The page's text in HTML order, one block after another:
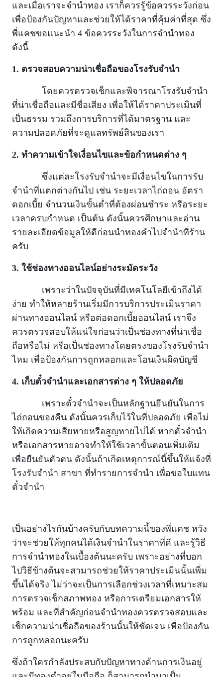
และเมื่อเราจะจำนำทอง เราก็ควรรู้ข้อควรระวังก่อน
เพื่อป้องกันปัญหาและช่วยให้ได้ราคาที่คุ้มค่าที่สุด ซึ่ง
พี่แคชขอแนะนำ 4 ข้อควรระวังในการจำนำทอง
ดังนี้
1. ตรวจสอบความน่าเชื่อถือของโรงรับจำนำ
โดยควรตรวจเช็กและพิจารณาโรงรับจำนำ
ที่น่าเชื่อถือและมีชื่อเสียง เพื่อให้ได้ราคาประเมินที่
เป็นธรรม รวมถึงการบริการที่ได้มาตรฐาน และ
ความปลอดภัยที่จะดูแลทรัพย์สินของเรา
2. ทำความเข้าใจเงื่อนไขและข้อกำหนดต่าง ๆ
ซึ่งแต่ละโรงรับจำนำจะมีเงื่อนไขในการรับ
จำนำที่แตกต่างกันไป เช่น ระยะเวลาไถ่ถอน อัตรา
ดอกเบี้ย จำนวนเงินขั้นต่ำที่ต้องผ่อนชำระ หรือระยะ
เวลาครบกำหนด เป็นต้น ดังนั้นควรศึกษาและอ่าน
รายละเอียดข้อมูลให้ดีก่อนนำทองคำไปจำนำที่ร้าน
ครับ
3. ใช้ช่องทางออนไลน์อย่างระมัดระวัง
เพราะว่าในปัจจุบันที่มีเทคโนโลยีเข้าถึงได้
ง่าย ทำให้หลายร้านเริ่มมีการบริการประเมินราคา
ผ่านทางออนไลน์ หรือต่อดอกเบี้ยออนไลน์ เราจึง
ควรตรวจสอบให้แน่ใจก่อนว่าเป็นช่องทางที่น่าเชื่อ
ถือหรือไม่ หรือเป็นช่องทางโดยตรงของโรงรับจำนำ
ไหม เพื่อป้องกันการถูกหลอกและโอนเงินผิดบัญชี
4. เก็บตั๋วจำนำและเอกสารต่าง ๆ ให้ปลอดภัย
เพราะตั๋วจำนำจะเป็นหลักฐานยืนยันในการ
ไถ่ถอนของคืน ดังนั้นควรเก็บไว้ในที่ปลอดภัย เพื่อไม่
ให้เกิดความเสียหายหรือสูญหายไปได้ หากตั๋วจำนำ
หรือเอกสารหายอาจทำให้ใช้เวลาขั้นตอนเพิ่มเติม
เพื่อยืนยันตัวตน ดังนั้นถ้าเกิดเหตุการณ์นี้ขึ้นให้แจ้งที่
โรงรับจำนำ สาขา ที่ทำรายการจำนำ เพื่อขอใบแทน
ตั๋วจำนำ
เป็นอย่างไรกันบ้างครับกับบทความนี้ของพี่แคช หวัง
ว่าจะช่วยให้ทุกคนได้เงินจำนำในราคาที่ดี และรู้วิธี
การจำนำทองในเบื้องต้นนะครับ เพราะอย่างที่บอก
ไปวิธีข้างต้นจะสามารถช่วยให้ราคาประเมินนั้นเพิ่ม
ขึ้นได้จริง ไม่ว่าจะเป็นการเลือกช่วงเวลาที่เหมาะสม
การตรวจเช็กสภาพทอง หรือการเตรียมเอกสารให้
พร้อม และที่สำคัญก่อนจำนำทองควรตรวจสอบและ
เช็กความน่าเชื่อถือของร้านนั้นให้ชัดเจน เพื่อป้องกัน
การถูกหลอกนะครับ
ซึ่งถ้าใครกำลังประสบกับปัญหาทางด้านการเงินอยู่